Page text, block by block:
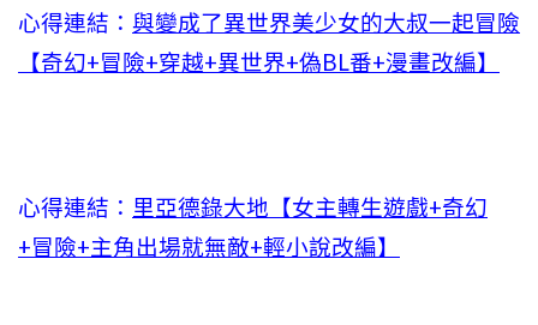
心得連結： 與變成了異世界美少女的大叔一起冒險
【奇幻+冒險+穿越+異世界+偽BL番+漫畫改編】
心得連結： 里亞德錄大地【女主轉生遊戲+奇幻
+冒險+主角出場就無敵+輕小說改編】